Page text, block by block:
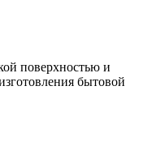
поверхностью и
бытовой